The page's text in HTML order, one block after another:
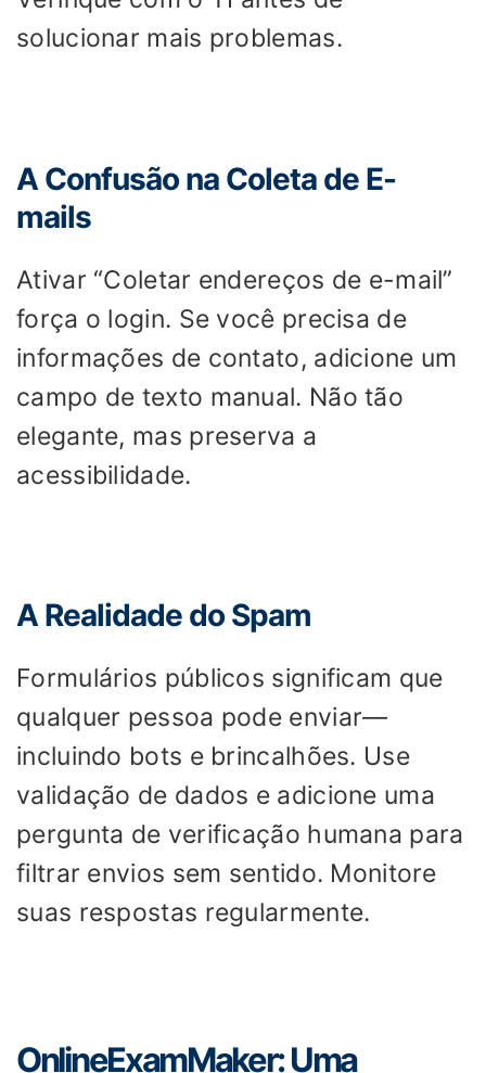
solucionar mais problemas.
A Confusão na Coleta de E-
mails
Ativar “Coletar endereços de e-mail”
força o login. Se você precisa de
informações de contato, adicione um
campo de texto manual. Não tão
elegante, mas preserva a
acessibilidade.
A Realidade do Spam
Formulários públicos significam que
qualquer pessoa pode enviar—
incluindo bots e brincalhões. Use
validação de dados e adicione uma
pergunta de verificação humana para
filtrar envios sem sentido. Monitore
suas respostas regularmente.
OnlineExamMaker: Uma